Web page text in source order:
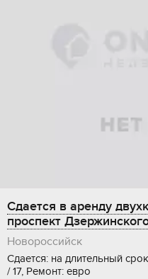
Сдается в аренду
проспект
Новороссийск
Сдается: на длительный
/ 17, Ремонт: евро